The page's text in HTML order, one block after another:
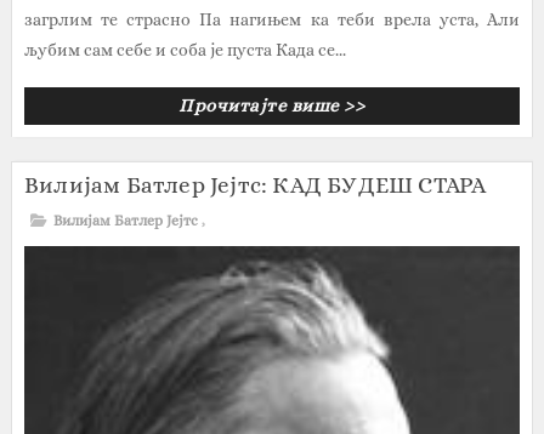
загрлим те страсно Па нагињем ка теби врела уста, Али
љубим сам себе и соба је пуста Када се...
Прочитајте више >>
Вилијам Батлер Јејтс: КАД БУДЕШ СТАРА
Вилијам Батлер Јејтс ,